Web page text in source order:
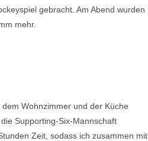
gebracht. Am Abend wurden
mehr.
Wohnzimmer und der Küche
Supporting-Six-Mannschaft
Zeit, sodass ich zusammen mit